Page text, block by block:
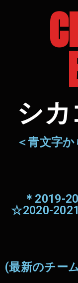
シ
＜青文字
＊2019-
☆2020-
(最新のチー